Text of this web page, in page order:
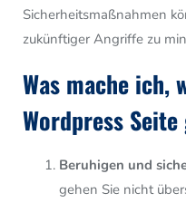
Sicherheitsmaßnahmen
zukünftiger Angriffe zu
Was mache ich,
Wordpress
Beruhigen und
gehen Sie nicht